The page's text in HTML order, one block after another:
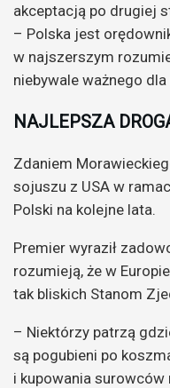
akceptacją po drugiej
– Polska jest
w najszerszym
niebywale ważnego dla
NAJLEPSZA
Zdaniem
sojuszu z USA w
Polski na kolejne lata.
Premier wyraził
rozumieją, że w
tak bliskich Stanom
– Niektórzy patrzą
są pogubieni po
i kupowania surowców